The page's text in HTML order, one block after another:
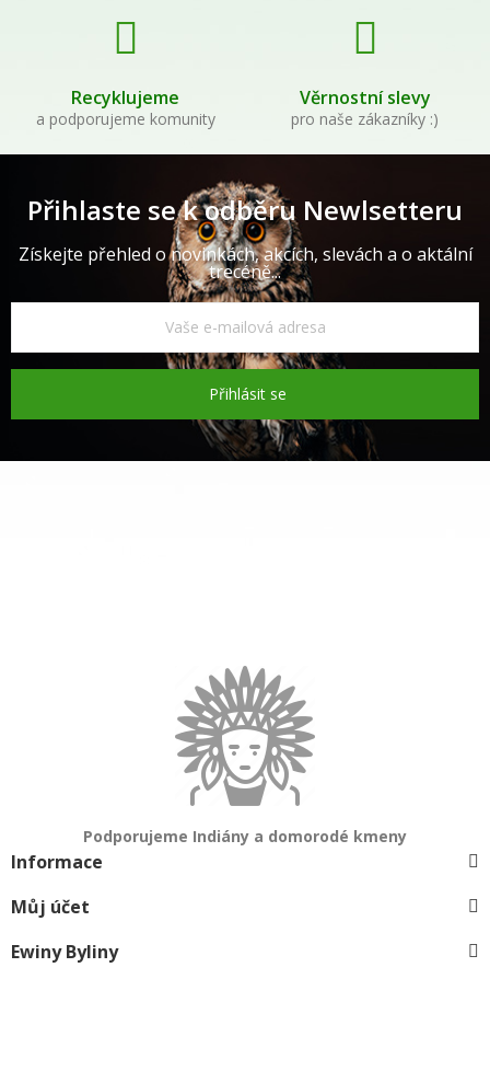
Recyklujeme
a podporujeme komunity
Věrnostní slevy
pro naše zákazníky :)
Přihlaste se k odběru Newlsetteru
Získejte přehled o novinkách, akcích, slevách a o aktální
trecéně...
Přihlásit se
Podporujeme Indiány a domorodé kmeny
Informace
Můj účet
Ewiny Byliny